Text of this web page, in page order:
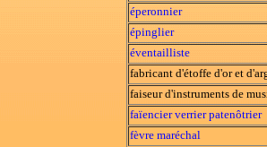
éperonnier
épinglier
éventailliste
fabricant d'étoffe d'or et
faiseur d'instruments de
faïencier verrier patenôtrier
fèvre maréchal